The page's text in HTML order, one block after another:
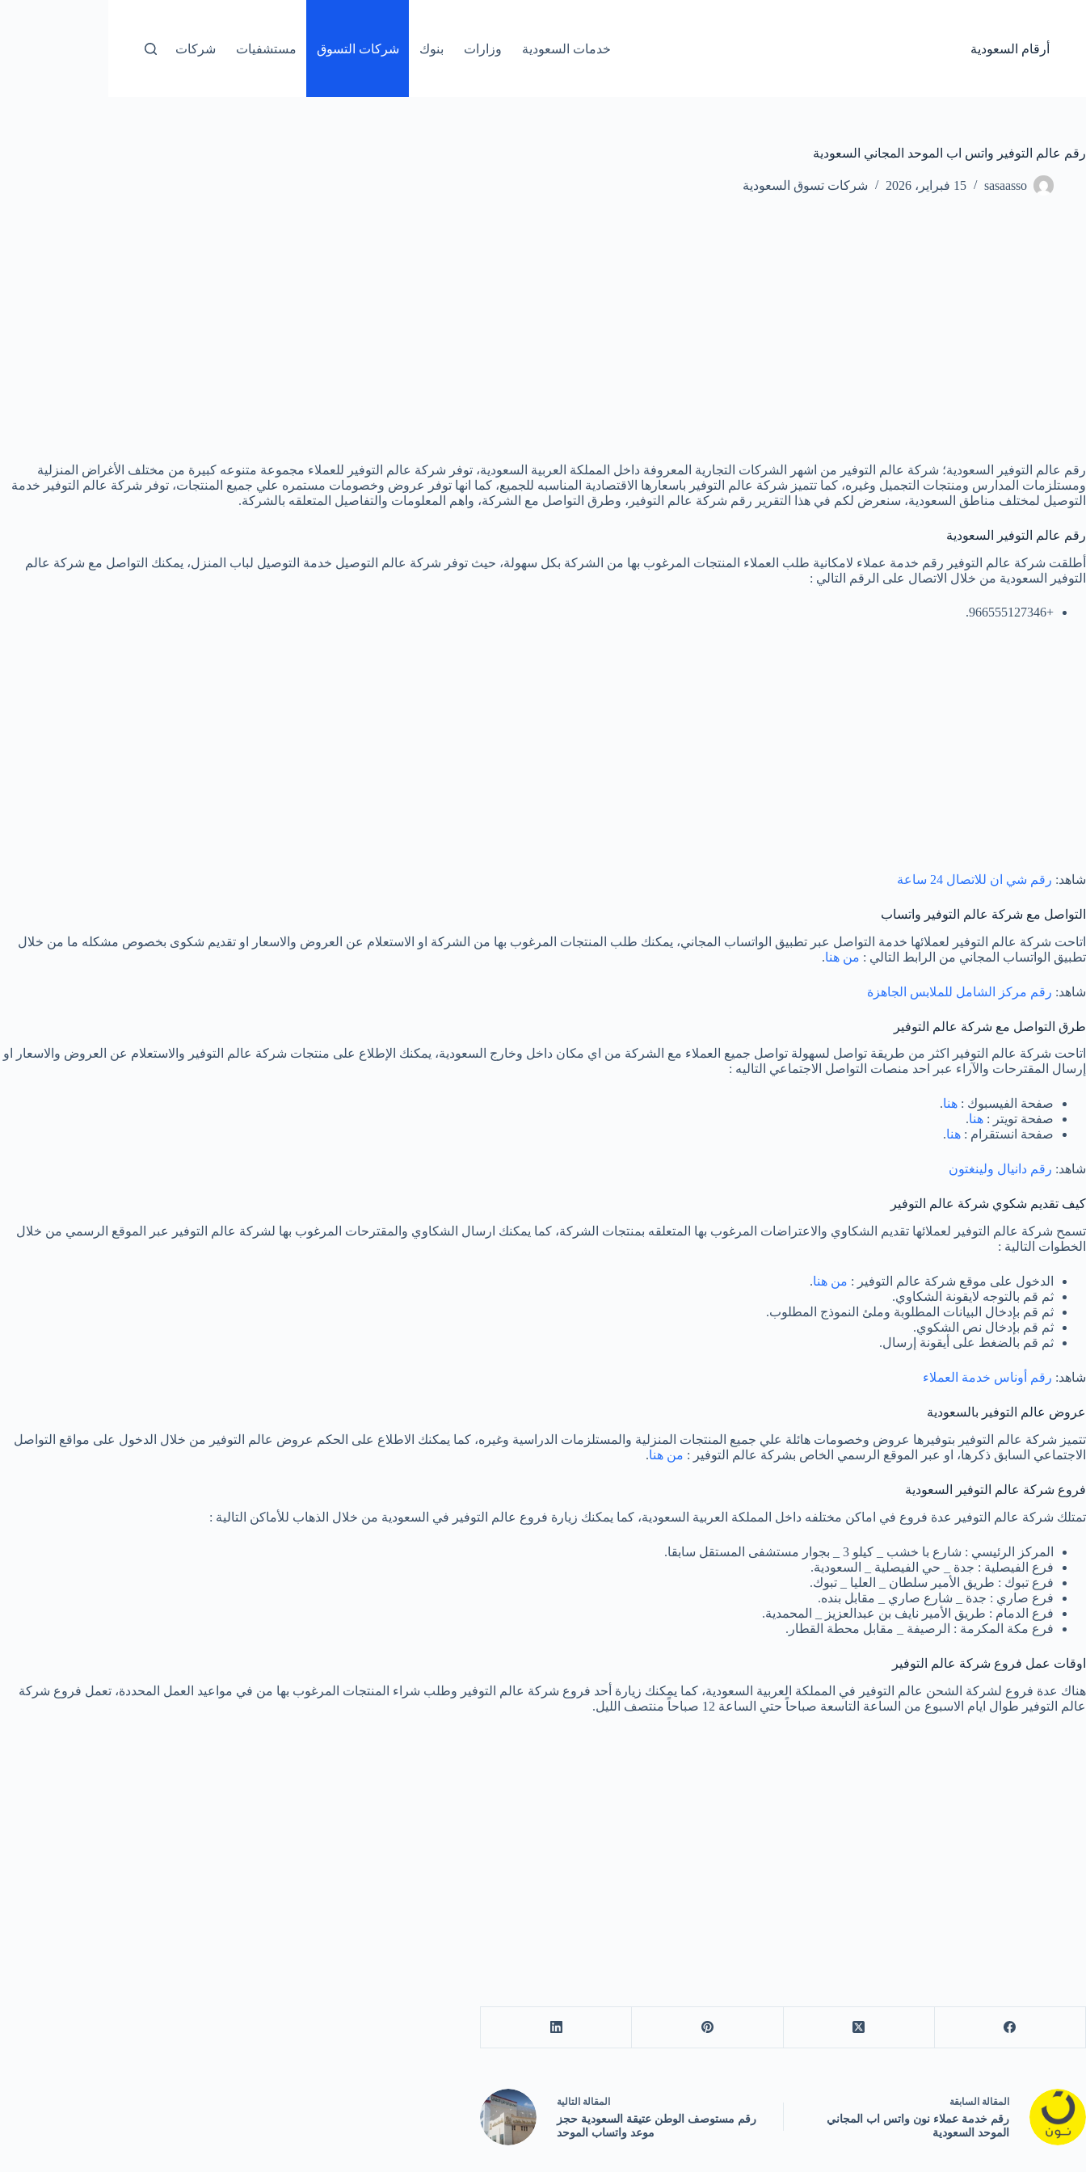
المحتوى
أرقام السعودية خدمات السعودية وزارات بنوك شركات التسوق مستشفيات شركات
رقم عالم التوفير واتس اب الموحد المجاني السعودية
sasaasso 15 فبراير، 2026 شركات تسوق السعودية
رقم عالم التوفير السعودية؛ شركة عالم التوفير من اشهر الشركات التجارية المعروفة داخل المملكة العربية السعودية، توفر شركة عالم التوفير للعملاء مجموعة متنوعه كبيرة من مختلف الأغراض المنزلية
ومستلزمات المدارس ومنتجات التجميل وغيره، كما تتميز شركة عالم التوفير باسعارها الاقتصادية المناسبه للجميع، كما انها توفر عروض وخصومات مستمره علي جميع المنتجات، توفر شركة عالم التوفير خدمة
التوصيل لمختلف مناطق السعودية، سنعرض لكم في هذا التقرير رقم شركة عالم التوفير، وطرق التواصل مع الشركة، واهم المعلومات والتفاصيل المتعلقه بالشركة.
رقم عالم التوفير السعودية
أطلقت شركة عالم التوفير رقم خدمة عملاء لامكانية طلب العملاء المنتجات المرغوب بها من الشركة بكل سهولة، حيث توفر شركة عالم التوصيل خدمة التوصيل لباب المنزل، يمكنك التواصل مع شركة عالم
التوفير السعودية من خلال الاتصال على الرقم التالي :
+966555127346.
شاهد: رقم شي ان للاتصال 24 ساعة
التواصل مع شركة عالم التوفير واتساب
اتاحت شركة عالم التوفير لعملائها خدمة التواصل عبر تطبيق الواتساب المجاني، يمكنك طلب المنتجات المرغوب بها من الشركة او الاستعلام عن العروض والاسعار او تقديم شكوى بخصوص مشكله ما من خلال
تطبيق الواتساب المجاني من الرابط التالي : من هنا.
شاهد: رقم مركز الشامل للملابس الجاهزة
طرق التواصل مع شركة عالم التوفير
اتاحت شركة عالم التوفير اكثر من طريقة تواصل لسهولة تواصل جميع العملاء مع الشركة من اي مكان داخل وخارج السعودية، يمكنك الإطلاع على منتجات شركة عالم التوفير والاستعلام عن العروض والاسعار او
إرسال المقترحات والآراء عبر احد منصات التواصل الاجتماعي التاليه :
صفحة الفيسبوك : هنا.
صفحة تويتر : هنا.
صفحة انستقرام : هنا.
شاهد: رقم دانيال ولينغتون
كيف تقديم شكوي شركة عالم التوفير
تسمح شركة عالم التوفير لعملائها تقديم الشكاوي والاعتراضات المرغوب بها المتعلقه بمنتجات الشركة، كما يمكنك ارسال الشكاوي والمقترحات المرغوب بها لشركة عالم التوفير عبر الموقع الرسمي من خلال
الخطوات التالية :
الدخول على موقع شركة عالم التوفير : من هنا.
ثم قم بالتوجه لايقونة الشكاوي.
ثم قم بإدخال البيانات المطلوبة وملئ النموذج المطلوب.
ثم قم بإدخال نص الشكوي.
ثم قم بالضغط على أيقونة إرسال.
شاهد: رقم أوناس خدمة العملاء
عروض عالم التوفير بالسعودية
تتميز شركة عالم التوفير بتوفيرها عروض وخصومات هائلة علي جميع المنتجات المنزلية والمستلزمات الدراسية وغيره، كما يمكنك الاطلاع على الحكم عروض عالم التوفير من خلال الدخول على مواقع التواصل
الاجتماعي السابق ذكرها، او عبر الموقع الرسمي الخاص بشركة عالم التوفير : من هنا.
فروع شركة عالم التوفير السعودية
تمتلك شركة عالم التوفير عدة فروع في اماكن مختلفه داخل المملكة العربية السعودية، كما يمكنك زيارة فروع عالم التوفير في السعودية من خلال الذهاب للأماكن التالية :
المركز الرئيسي : شارع با خشب _ كيلو 3 _ بجوار مستشفى المستقل سابقا.
فرع الفيصلية : جدة _ حي الفيصلية _ السعودية.
فرع تبوك : طريق الأمير سلطان _ العليا _ تبوك.
فرع صاري : جدة _ شارع صاري _ مقابل بنده.
فرع الدمام : طريق الأمير نايف بن عبدالعزيز _ المحمدية.
فرع مكة المكرمة : الرصيفة _ مقابل محطة القطار.
اوقات عمل فروع شركة عالم التوفير
هناك عدة فروع لشركة الشحن عالم التوفير في المملكة العربية السعودية، كما يمكنك زيارة أحد فروع شركة عالم التوفير وطلب شراء المنتجات المرغوب بها من في مواعيد العمل المحددة، تعمل فروع شركة
عالم التوفير طوال ايام الاسبوع من الساعة التاسعة صباحاً حتي الساعة 12 صباحاً منتصف الليل.
المقالة السابقة
رقم خدمة عملاء نون واتس اب المجاني
الموحد السعودية
المقالة التالية
رقم مستوصف الوطن عتيقة السعودية حجز
موعد واتساب الموحد